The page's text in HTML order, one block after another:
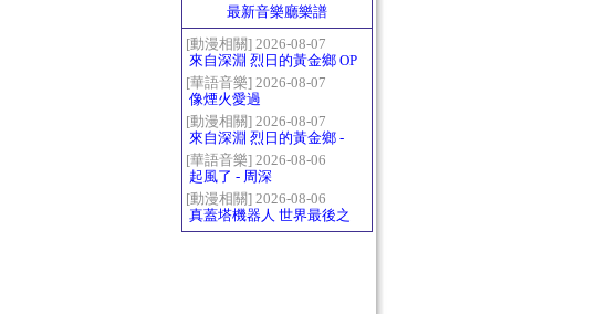
最新音樂廳樂譜
[動漫相關] 2026-08-07
來自深淵 烈日的黃金鄉 OP
- かたち(Katachi)
[華語音樂] 2026-08-07
像煙火愛過
[動漫相關] 2026-08-07
來自深淵 烈日的黃金鄉 -
Gravity
[華語音樂] 2026-08-06
起風了 - 周深
[動漫相關] 2026-08-06
真蓋塔機器人 世界最後之
日OP2 HEATS